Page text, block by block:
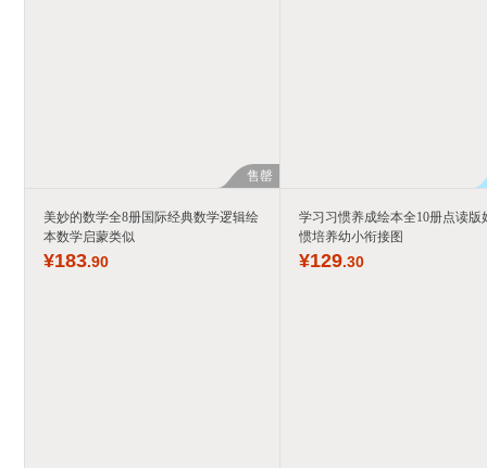
售罄
美妙的数学全8册国际经典数学逻辑绘
本数学启蒙类似
¥183.90
学习习惯养成绘本全10册点读版
惯培养幼小衔接图
¥129.30